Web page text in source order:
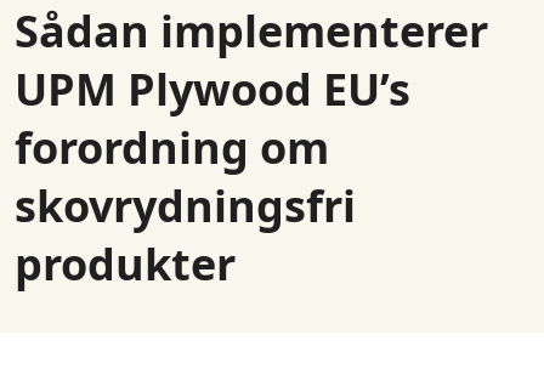
Sådan implementerer
UPM Plywood EU’s
forordning om
skovrydningsfri
produkter